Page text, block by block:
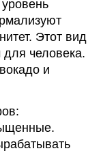
Этот вид
для человека.
и